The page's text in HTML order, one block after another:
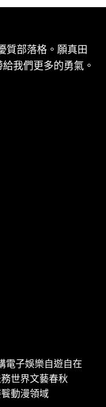
質部落格。願真田
我們更多的勇氣。
電子娛樂自遊自在
世界文藝春秋
動漫領域